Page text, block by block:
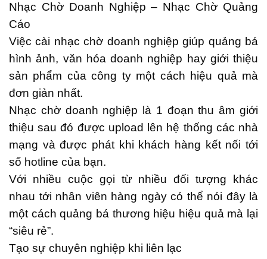
Nhạc Chờ Doanh Nghiệp – Nhạc Chờ Quảng
Cáo
Việc cài nhạc chờ doanh nghiệp giúp quảng bá
hình ảnh, văn hóa doanh nghiệp hay giới thiệu
sản phẩm của công ty một cách hiệu quả mà
đơn giản nhất.
Nhạc chờ doanh nghiệp là 1 đoạn thu âm giới
thiệu sau đó được upload lên hệ thống các nhà
mạng và được phát khi khách hàng kết nối tới
số hotline của bạn.
Với nhiều cuộc gọi từ nhiều đối tượng khác
nhau tới nhân viên hàng ngày có thể nói đây là
một cách quảng bá thương hiệu hiệu quả mà lại
“siêu rẻ”.
Tạo sự chuyên nghiệp khi liên lạc